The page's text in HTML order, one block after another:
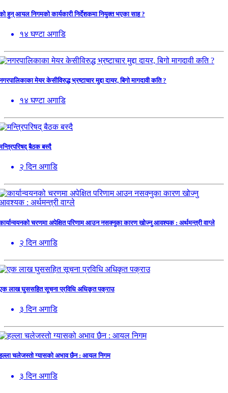
हुन् आयल निगमको कार्यकारी निर्देशकमा नियुक्त भएका साह ?
१४ घण्टा अगाडि
मेयर केसीविरुद्ध भ्रष्टाचार मुद्दा दायर, बिगो मागदावी कति ?
१४ घण्टा अगाडि
बैठक बस्दै
२ दिन अगाडि
चरणमा अपेक्षित परिणाम आउन नसक्नुका कारण खोज्नु आवश्यक : अर्थमन्त्री वाग्ले
२ दिन अगाडि
लाख घुससहित सूचना प्रविधि अधिकृत पक्राउ
३ दिन अगाडि
चलेजस्तो ग्यासको अभाव छैन : आयल निगम
३ दिन अगाडि